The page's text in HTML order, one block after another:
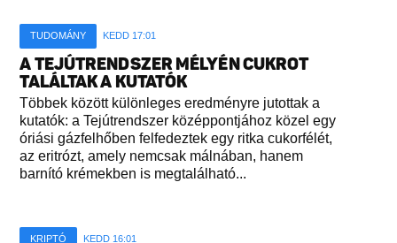
TUDOMÁNY KEDD 17:01
A TEJÚTRENDSZER MÉLYÉN CUKROT
TALÁLTAK A KUTATÓK
Többek között különleges eredményre jutottak a
kutatók: a Tejútrendszer középpontjához közel egy
óriási gázfelhőben felfedeztek egy ritka cukorfélét,
az eritrózt, amely nemcsak málnában, hanem
barnító krémekben is megtalálható...
KRIPTÓ KEDD 16:01